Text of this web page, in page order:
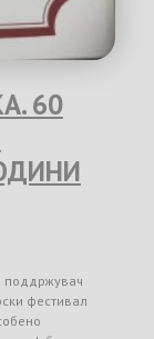
60
поддржувач
фестивал